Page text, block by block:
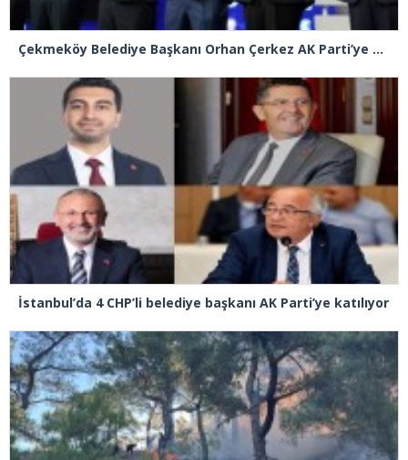
Çekmeköy Belediye Başkanı Orhan Çerkez AK Parti’ye katıldı
İstanbul’da 4 CHP’li belediye başkanı AK Parti’ye katılıyor